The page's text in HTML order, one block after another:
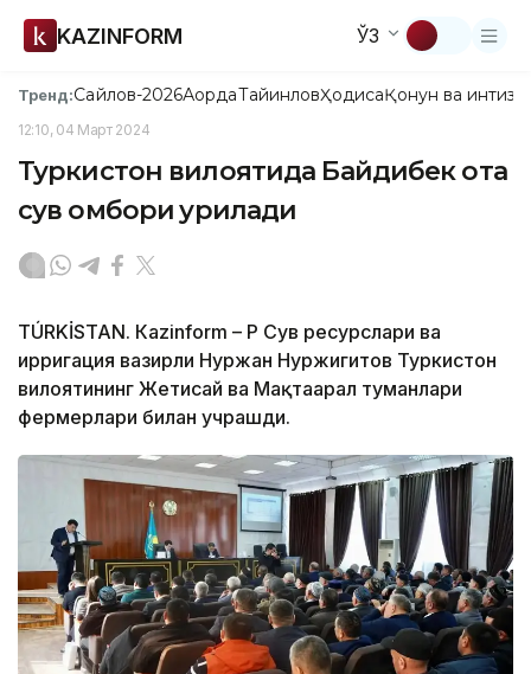
KAZINFORM ЎЗ
Тренд:Сайлов-2026АқордаТайинловҲодисаҚонун ва
12:10, 04 Март 2024
Туркистон вилоятида Байдибек ота
сув омбори қурилади
TÚRKİSTAN. Кazinform – ҚР Сув ресурслари ва
ирригация вазирли Нуржан Нуржигитов Туркистон
вилоятининг Жетисай ва Мақтаарал туманлари
фермерлари билан учрашди.